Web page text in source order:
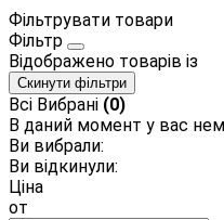
Фільтрувати товари
Фільтр
Відображено товарів із
Скинути фільтри
Всі Вибрані (0)
В даний момент у вас
Ви вибрали:
Ви відкинули:
Ціна
от